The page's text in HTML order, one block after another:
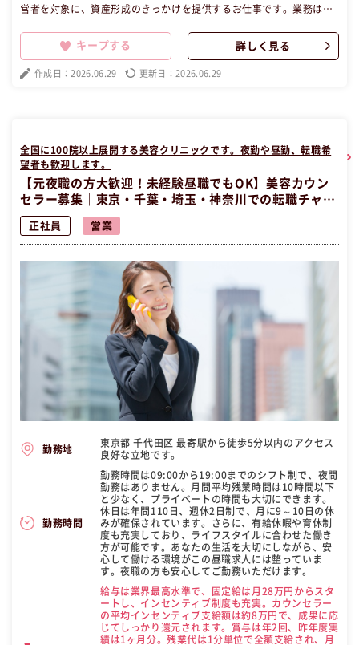
営者を対象に、資産形成のきっかけを提供するお仕事です。業務は電
昼職未経験者も安心して成長できる環境で、インセンティブ制度も充
実。夜勤や残業なしで、プライベートと収入の両立が可能です。勤務
地は東京都千代田区で、土日祝休みの好条件です。 この昼職求人は東
京都千代田区正社員営業の昼職へ転職したい方の求人です。
キープする 詳しく見る
作成日：2026.06.29 更新日：2026.06.29
全国に100院以上展開する美容クリニックです。夜勤や昼勤、転職希
望者も歓迎します。
【元夜職の方大歓迎！未経験昼職でもOK】美容カウン
セラー募集｜東京・千葉・埼玉・神奈川での転職チャン
ス！プライベート充実の職場環境です。
正社員 営業
勤務地
東京都 千代田区 最寄駅から徒歩5分以内のアクセス
良好な立地です。
勤務時間
勤務時間は09:00から19:00までのシフト制で、夜間
勤務はありません。月間平均残業時間は10時間以下
と少なく、プライベートの時間も大切にできます。
休日は年間110日、週休2日制で、月に9～10日の休
みが確保されています。さらに、有給休暇や育休制
度も充実しており、ライフスタイルに合わせた働き
方が可能です。あなたの生活を大切にしながら、安
心して働ける環境がこの昼職求人には整っていま
す。夜職の方も安心してご勤務いただけます。
給与は業界最高水準で、固定給は月28万円からスタ
ートし、インセンティブ制度も充実。カウンセラー
の平均インセンティブ支給額は約8万円で、成果に応
じてしっかり還元されます。賞与は年2回、昨年度実
績は1ヶ月分。残業代は1分単位で全額支給され、月